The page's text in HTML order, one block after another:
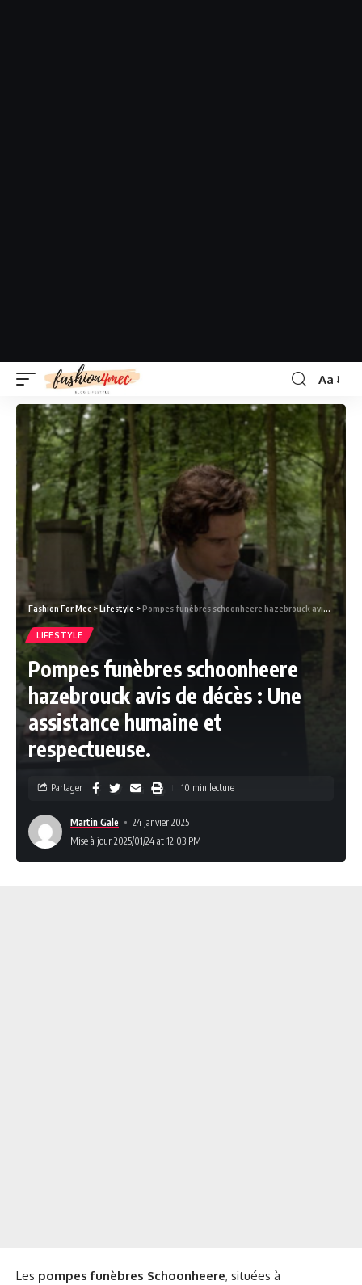
Aa
Fashion For Mec >Lifestyle >Pompes funèbres schoonheere hazebrouck avis de décès : Une assistance humaine et respectueuse.
LIFESTYLE
Pompes funèbres schoonheere
hazebrouck avis de décès : Une
assistance humaine et
respectueuse.
Martin Gale
24 janvier 2025
Mise à jour 2025/01/24 at 12:03 PM
Partager 10 min lecture
Les pompes funèbres Schoonheere, situées à